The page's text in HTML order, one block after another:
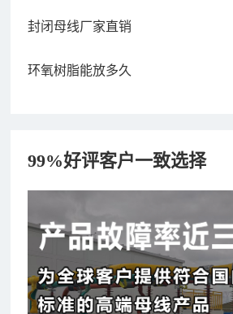
封闭母线厂家直销
环氧树脂能放多久
99%好评客户一致选择
182xxxx4350 秦女士 咨询了报价 7
156xxxx3534 郭先生 咨询了报价 7
192xxxx2920 周先生 咨询了报价10
189xxxx6562 王先生 咨询了报价1秒